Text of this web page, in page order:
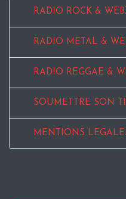
RADIO ROCK &
RADIO METAL &
RADIO REGGAE &
SOUMETTRE SON
MENTIONS